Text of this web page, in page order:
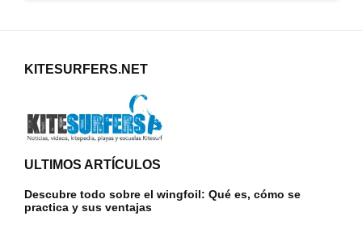
KITESURFERS.NET
ULTIMOS ARTÍCULOS
Descubre todo sobre el wingfoil: Qué es, cómo se
practica y sus ventajas